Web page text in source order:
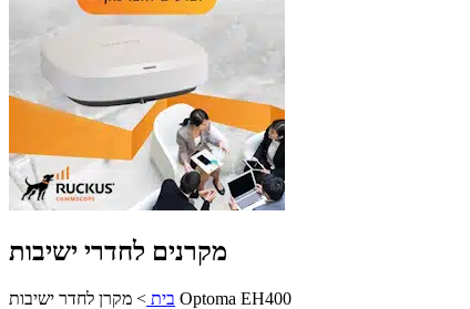
מקרנים לחדרי ישיבות
בית > מקרן לחדר ישיבות Optoma EH400